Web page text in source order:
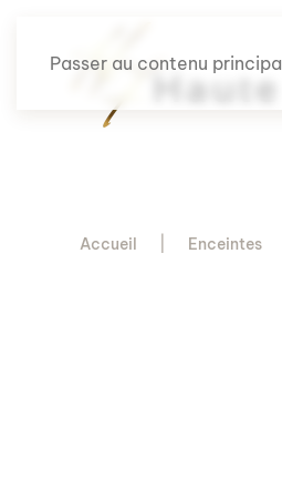
Passer au contenu principal
Accueil Enceintes